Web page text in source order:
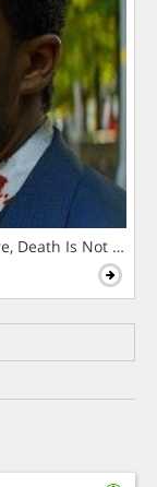
Death Is Not The